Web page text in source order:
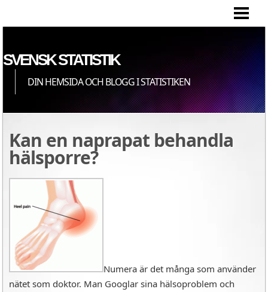
SVENSK STATISTIK
DIN HEMSIDA OCH BLOGG I STATISTIKEN
Kan en naprapat behandla
hälsporre?
Numera är det många som använder
nätet som doktor. Man Googlar sina hälsoproblem och